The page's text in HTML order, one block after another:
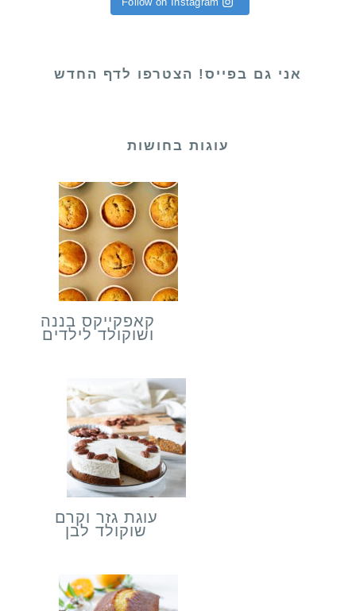
אני גם בפייס! הצטרפו לדף החדש
עוגות בחושות
קאפקייקס בננה
ושוקולד לילדים
עוגת גזר וקרם
שוקולד לבן